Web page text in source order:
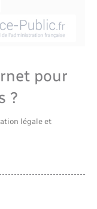
pour
?
légale et